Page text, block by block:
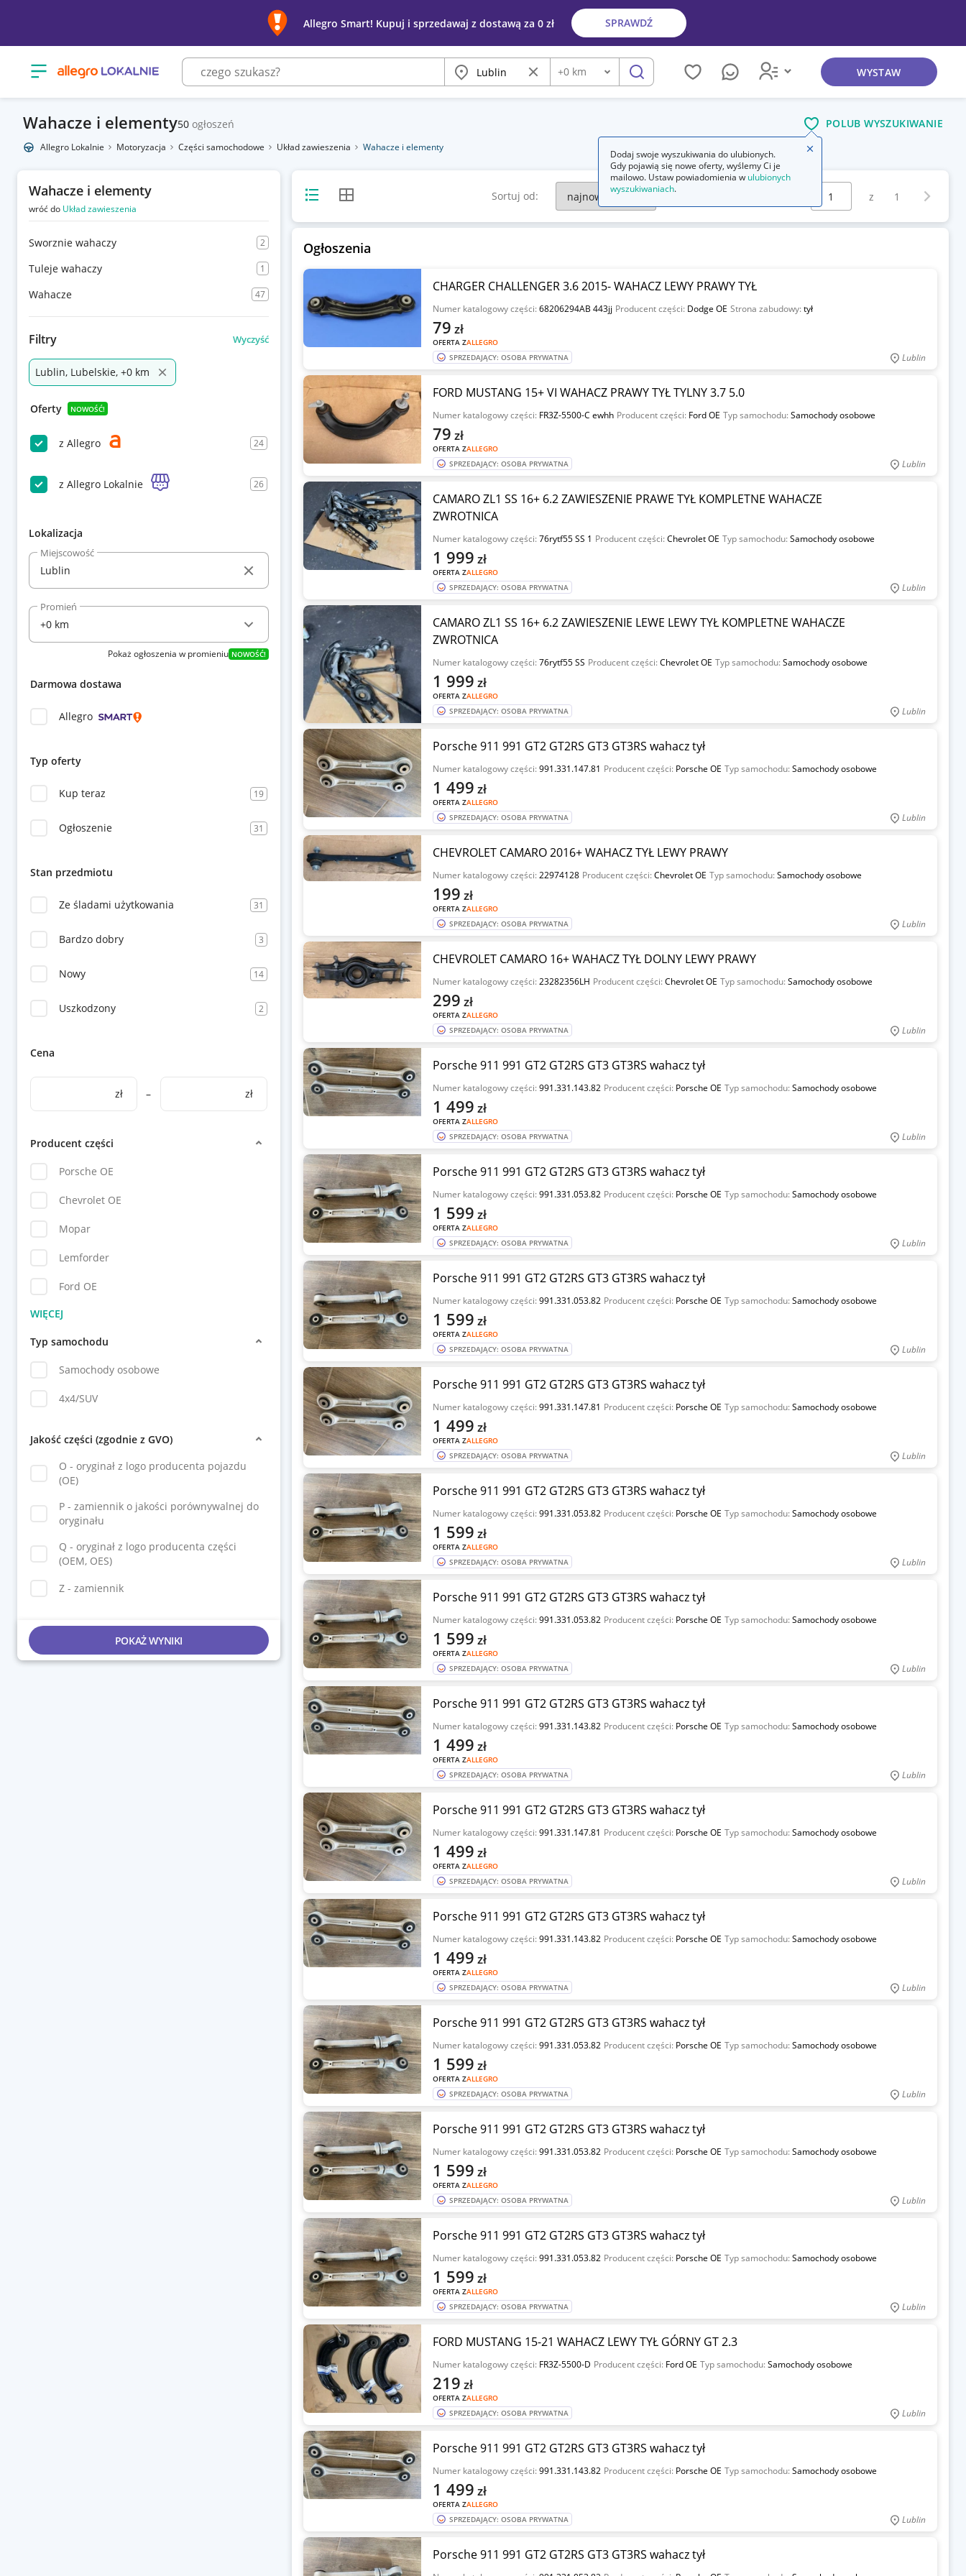
Allegro Smart! Kupuj i sprzedawaj z dostawą za 0 zł SPRAWDŹ
Otwórz menu z kategoriami Miasto Wyczyść frazę
Odległość
+0 km szukaj WYSTAW
Wahacze i elementy50 ogłoszeń POLUB WYSZUKIWANIE
Allegro Lokalnie Motoryzacja Części samochodowe Układ zawieszenia Wahacze i elementy
Wahacze i elementy
wróć do Układ zawieszenia
Sworznie wahaczy 2
Tuleje wahaczy 1
Wahacze 47
Filtry Wyczyść
Lublin, Lubelskie, +0 km
Oferty NOWOŚĆ!
z Allegro 24
z Allegro Lokalnie 26
Lokalizacja
Miejscowość
Promień
Pokaż ogłoszenia w promieniu NOWOŚĆ!
Darmowa dostawa
Allegro
Typ oferty
Kup teraz 19
Ogłoszenie 31
Stan przedmiotu
Ze śladami użytkowania 31
Bardzo dobry 3
Nowy 14
Uszkodzony 2
Cena
zł – zł
Producent części
Porsche OE
Chevrolet OE
Mopar
Lemforder
Ford OE
Typ samochodu
Samochody osobowe
4x4/SUV
Jakość części (zgodnie z GVO)
O - oryginał z logo producenta pojazdu
(OE)
P - zamiennik o jakości porównywalnej do
oryginału
Q - oryginał z logo producenta części
(OEM, OES)
Z - zamiennik
POKAŻ WYNIKI
Widok listyWidok siatki Sortuj od:
Wybierz stronę:
z 1
Ogłoszenia
CHARGER CHALLENGER 3.6 2015- WAHACZ LEWY PRAWY TYŁ
Numer katalogowy części:68206294AB 443jj Producent części: Dodge OE Strona zabudowy:tył
OFERTA ZALLEGRO
79 zł
SPRZEDAJĄCY: OSOBA PRYWATNA Lublin
FORD MUSTANG 15+ VI WAHACZ PRAWY TYŁ TYLNY 3.7 5.0
Numer katalogowy części: FR3Z-5500-C ewhh Producent części: Ford OE Typ samochodu:Samochody osobowe
OFERTA ZALLEGRO
79 zł
SPRZEDAJĄCY: OSOBA PRYWATNA Lublin
CAMARO ZL1 SS 16+ 6.2 ZAWIESZENIE PRAWE TYŁ KOMPLETNE WAHACZE
ZWROTNICA
Numer katalogowy części:76rytf55 SS 1 Producent części:Chevrolet OE Typ samochodu:Samochody osobowe
OFERTA ZALLEGRO
1 999 zł
SPRZEDAJĄCY: OSOBA PRYWATNA Lublin
CAMARO ZL1 SS 16+ 6.2 ZAWIESZENIE LEWE LEWY TYŁ KOMPLETNE WAHACZE
ZWROTNICA
Numer katalogowy części:76rytf55 SS Producent części:Chevrolet OE Typ samochodu:Samochody osobowe
OFERTA ZALLEGRO
1 999 zł
SPRZEDAJĄCY: OSOBA PRYWATNA Lublin
Porsche 911 991 GT2 GT2RS GT3 GT3RS wahacz tył
Numer katalogowy części:991.331.147.81 Producent części: Porsche OE Typ samochodu:Samochody osobowe
OFERTA ZALLEGRO
1 499 zł
SPRZEDAJĄCY: OSOBA PRYWATNA Lublin
CHEVROLET CAMARO 2016+ WAHACZ TYŁ LEWY PRAWY
Numer katalogowy części:22974128 Producent części:Chevrolet OE Typ samochodu:Samochody osobowe
OFERTA ZALLEGRO
199 zł
SPRZEDAJĄCY: OSOBA PRYWATNA Lublin
CHEVROLET CAMARO 16+ WAHACZ TYŁ DOLNY LEWY PRAWY
Numer katalogowy części:23282356LH Producent części:Chevrolet OE Typ samochodu:Samochody osobowe
OFERTA ZALLEGRO
299 zł
SPRZEDAJĄCY: OSOBA PRYWATNA Lublin
Porsche 911 991 GT2 GT2RS GT3 GT3RS wahacz tył
Numer katalogowy części:991.331.143.82 Producent części: Porsche OE Typ samochodu:Samochody osobowe
OFERTA ZALLEGRO
1 499 zł
SPRZEDAJĄCY: OSOBA PRYWATNA Lublin
Porsche 911 991 GT2 GT2RS GT3 GT3RS wahacz tył
Numer katalogowy części:991.331.053.82 Producent części: Porsche OE Typ samochodu:Samochody osobowe
OFERTA ZALLEGRO
1 599 zł
SPRZEDAJĄCY: OSOBA PRYWATNA Lublin
Porsche 911 991 GT2 GT2RS GT3 GT3RS wahacz tył
Numer katalogowy części:991.331.053.82 Producent części: Porsche OE Typ samochodu:Samochody osobowe
OFERTA ZALLEGRO
1 599 zł
SPRZEDAJĄCY: OSOBA PRYWATNA Lublin
Porsche 911 991 GT2 GT2RS GT3 GT3RS wahacz tył
Numer katalogowy części:991.331.147.81 Producent części: Porsche OE Typ samochodu:Samochody osobowe
OFERTA ZALLEGRO
1 499 zł
SPRZEDAJĄCY: OSOBA PRYWATNA Lublin
Porsche 911 991 GT2 GT2RS GT3 GT3RS wahacz tył
Numer katalogowy części:991.331.053.82 Producent części: Porsche OE Typ samochodu:Samochody osobowe
OFERTA ZALLEGRO
1 599 zł
SPRZEDAJĄCY: OSOBA PRYWATNA Lublin
Porsche 911 991 GT2 GT2RS GT3 GT3RS wahacz tył
Numer katalogowy części:991.331.053.82 Producent części: Porsche OE Typ samochodu:Samochody osobowe
OFERTA ZALLEGRO
1 599 zł
SPRZEDAJĄCY: OSOBA PRYWATNA Lublin
Porsche 911 991 GT2 GT2RS GT3 GT3RS wahacz tył
Numer katalogowy części:991.331.143.82 Producent części: Porsche OE Typ samochodu:Samochody osobowe
OFERTA ZALLEGRO
1 499 zł
SPRZEDAJĄCY: OSOBA PRYWATNA Lublin
Porsche 911 991 GT2 GT2RS GT3 GT3RS wahacz tył
Numer katalogowy części:991.331.147.81 Producent części: Porsche OE Typ samochodu:Samochody osobowe
OFERTA ZALLEGRO
1 499 zł
SPRZEDAJĄCY: OSOBA PRYWATNA Lublin
Porsche 911 991 GT2 GT2RS GT3 GT3RS wahacz tył
Numer katalogowy części:991.331.143.82 Producent części: Porsche OE Typ samochodu:Samochody osobowe
OFERTA ZALLEGRO
1 499 zł
SPRZEDAJĄCY: OSOBA PRYWATNA Lublin
Porsche 911 991 GT2 GT2RS GT3 GT3RS wahacz tył
Numer katalogowy części:991.331.053.82 Producent części: Porsche OE Typ samochodu:Samochody osobowe
OFERTA ZALLEGRO
1 599 zł
SPRZEDAJĄCY: OSOBA PRYWATNA Lublin
Porsche 911 991 GT2 GT2RS GT3 GT3RS wahacz tył
Numer katalogowy części:991.331.053.82 Producent części: Porsche OE Typ samochodu:Samochody osobowe
OFERTA ZALLEGRO
1 599 zł
SPRZEDAJĄCY: OSOBA PRYWATNA Lublin
Porsche 911 991 GT2 GT2RS GT3 GT3RS wahacz tył
Numer katalogowy części:991.331.053.82 Producent części: Porsche OE Typ samochodu:Samochody osobowe
OFERTA ZALLEGRO
1 599 zł
SPRZEDAJĄCY: OSOBA PRYWATNA Lublin
FORD MUSTANG 15-21 WAHACZ LEWY TYŁ GÓRNY GT 2.3
Numer katalogowy części: FR3Z-5500-D Producent części: Ford OE Typ samochodu:Samochody osobowe
OFERTA ZALLEGRO
219 zł
SPRZEDAJĄCY: OSOBA PRYWATNA Lublin
Porsche 911 991 GT2 GT2RS GT3 GT3RS wahacz tył
Numer katalogowy części:991.331.143.82 Producent części: Porsche OE Typ samochodu:Samochody osobowe
OFERTA ZALLEGRO
1 499 zł
SPRZEDAJĄCY: OSOBA PRYWATNA Lublin
Porsche 911 991 GT2 GT2RS GT3 GT3RS wahacz tył
Dodaj swoje wyszukiwania do ulubionych.
Gdy pojawią się nowe oferty, wyślemy Ci je
mailowo. Ustaw powiadomienia w ulubionych
wyszukiwaniach.
Zamknij wskazówkę